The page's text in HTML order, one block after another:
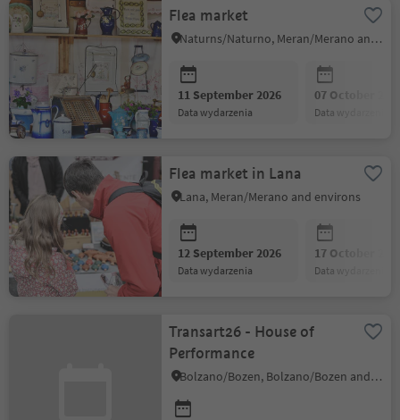
Flea market
Naturns/Naturno, Meran/Merano and environs
11 September 2026
data wydarzenia
07 October
data wydarzenia
Flea market in Lana
Lana, Meran/Merano and environs
12 September 2026
data wydarzenia
17 October
data wydarzenia
Transart26 - House of
Performance
Bolzano/Bozen, Bolzano/Bozen and environs